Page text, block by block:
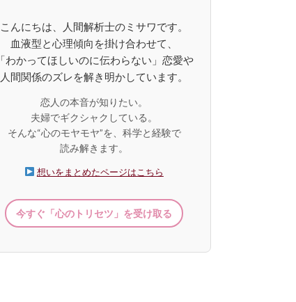
こんにちは、人間解析士のミサワです。
血液型と心理傾向を掛け合わせて、
「わかってほしいのに伝わらない」恋愛や
人間関係のズレを解き明かしています。
恋人の本音が知りたい。
夫婦でギクシャクしている。
そんな“心のモヤモヤ”を、科学と経験で
読み解きます。
想いをまとめたページはこちら
今すぐ「心のトリセツ」を受け取る